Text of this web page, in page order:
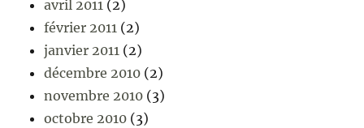
avril 2011 (2)
février 2011 (2)
janvier 2011 (2)
décembre 2010 (2)
novembre 2010 (3)
octobre 2010 (3)